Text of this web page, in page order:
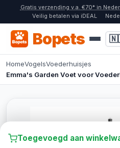
Gratis verzending v.a. €70* in
Veilig betalen via iDEAL
Bopets
HomeVogelsVoederhuisjes
Emma's Garden Voet voor
Toegevoegd aan